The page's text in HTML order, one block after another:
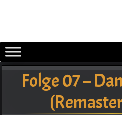
Folge 07 –